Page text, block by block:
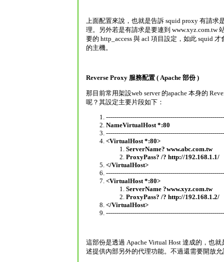
上面配置來說，也就是告訴 squid proxy 有請求
理。另外若是有請求是要連到 www.xyz.com.tw
要的 http_access 與 acl 項目設定，如此 squid
的主機。
Reverse Proxy 服務配置 ( Apache 部份 )
那目前常用架設web server 的apache 本身的
呢？其設定主要片段如下：
NameVirtualHost *:80
<VirtualHost *:80>
ServerName? www.abc.com.tw
ProxyPass? /? http://192.168.1.1/
</VirtualHost>
<VirtualHost *:80>
ServerName ?www.xyz.com.tw
ProxyPass? /? http://192.168.1.2/
</VirtualHost>
這部份是透過 Apache Virtual Host 達成的，也就
述提供內部另外的代理功能。不過還需要開放